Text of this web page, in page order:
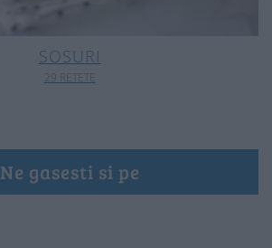
SOSURI
29 RETETE
Ne gasesti si pe